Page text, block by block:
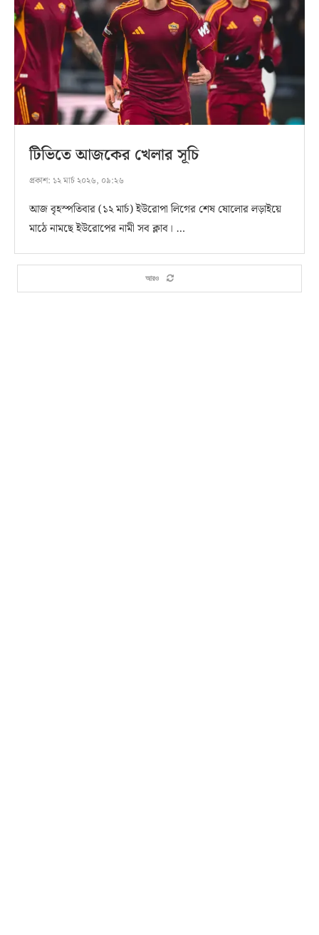
টিভিতে আজকের খেলার সূচি
প্রকাশ: ১২ মার্চ ২০২৬, ০৯:২৬
আজ বৃহস্পতিবার (১২ মার্চ) ইউরোপা লিগের শেষ ষোলোর লড়াইয়ে
মাঠে নামছে ইউরোপের নামী সব ক্লাব। …
আরও